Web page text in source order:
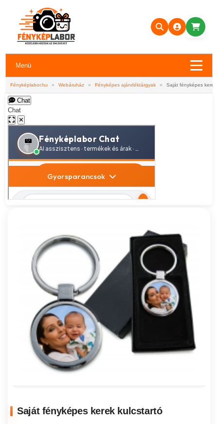
Menü
Fényképlabor.hu » Webáruház » Fényképes ajándéktárgyak » Saját fényképes kerek
Chat
Chat
✕
Saját fényképes kerek kulcstartó